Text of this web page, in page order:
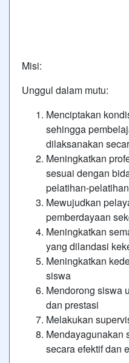
Misi:
Unggul dalam mutu:
Menciptakan
sehingga
dilaksanakan
Meningkatkan
sesuai dengan
pelatihan-pelatihan
Mewujudkan
pemberdayaan
Meningkatkan
yang dilandasi
Meningkatkan
siswa
Mendorong siswa
dan prestasi
Melakukan
Mendayagunakan
secara efektif dan